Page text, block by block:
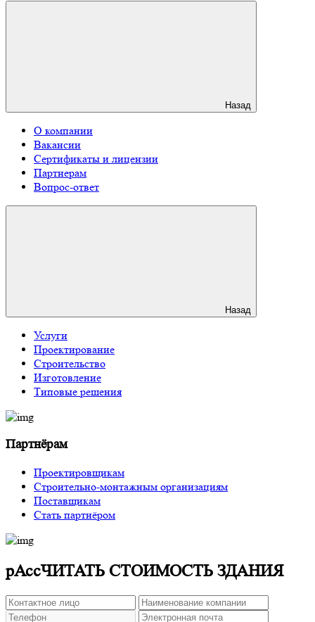
Назад
О компании
Вакансии
Сертификаты и лицензии
Партнерам
Вопрос-ответ
Назад
Услуги
Проектирование
Строительство
Изготовление
Типовые решения
Партнёрам
Проектировщикам
Строительно-монтажным организациям
Поставщикам
Стать партнёром
рАссЧИТАТЬ СТОИМОСТЬ ЗДАНИЯ